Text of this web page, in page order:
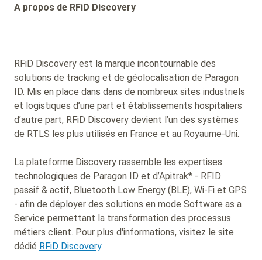
A propos de RFiD Discovery
RFiD Discovery est la marque incontournable des
solutions de tracking et de géolocalisation de Paragon
ID. Mis en place dans dans de nombreux sites industriels
et logistiques d’une part et établissements hospitaliers
d’autre part, RFiD Discovery devient l’un des systèmes
de RTLS les plus utilisés en France et au Royaume-Uni.
La plateforme Discovery rassemble les expertises
technologiques de Paragon ID et d’Apitrak* - RFID
passif & actif, Bluetooth Low Energy (BLE), Wi-Fi et GPS
- afin de déployer des solutions en mode Software as a
Service permettant la transformation des processus
métiers client. Pour plus d'informations, visitez le site
dédié RFiD Discovery.